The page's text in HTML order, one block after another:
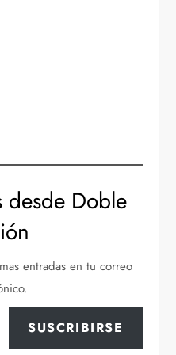
desde Doble
entradas en tu correo
SUSCRIBIRSE